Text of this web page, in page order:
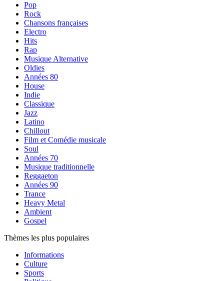
Pop
Rock
Chansons françaises
Electro
Hits
Rap
Musique Alternative
Oldies
Années 80
House
Indie
Classique
Jazz
Latino
Chillout
Film et Comédie musicale
Soul
Années 70
Musique traditionnelle
Reggaeton
Années 90
Trance
Heavy Metal
Ambient
Gospel
Thèmes les plus populaires
Informations
Culture
Sports